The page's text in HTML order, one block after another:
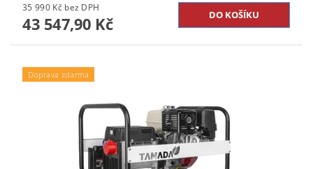
35 990 Kč bez DPH
43 547,90 Kč
Doprava zdarma